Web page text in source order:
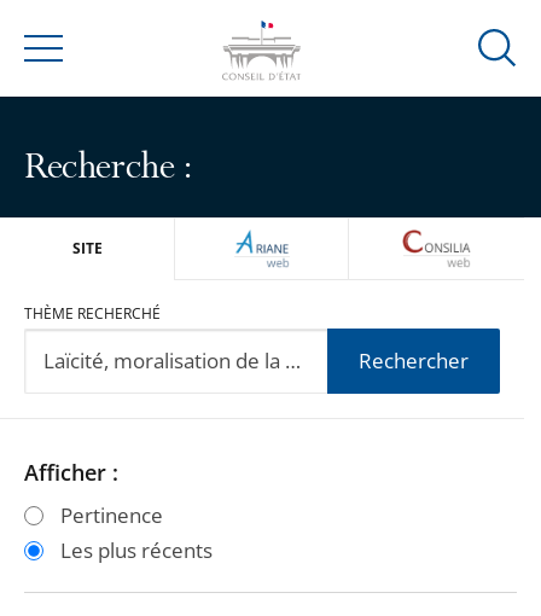
Menu
Ouvrir
Recherche :
SITE ARIANEWEB
THÈME RECHERCHÉ
Rechercher
Passer
les
filtres
Passer
les
filtres
Afficher :
Pertinence
Les plus récents